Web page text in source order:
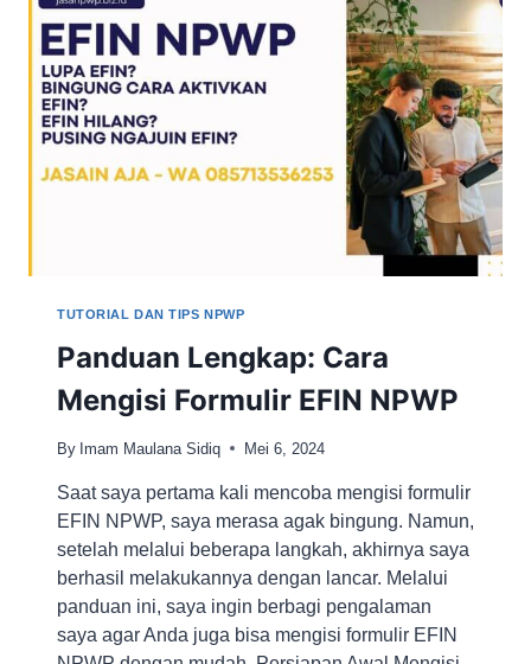
TUTORIAL DAN TIPS NPWP
Panduan Lengkap: Cara
Mengisi Formulir EFIN NPWP
By Imam Maulana Sidiq Mei 6, 2024
Saat saya pertama kali mencoba mengisi formulir
EFIN NPWP, saya merasa agak bingung. Namun,
setelah melalui beberapa langkah, akhirnya saya
berhasil melakukannya dengan lancar. Melalui
panduan ini, saya ingin berbagi pengalaman
saya agar Anda juga bisa mengisi formulir EFIN